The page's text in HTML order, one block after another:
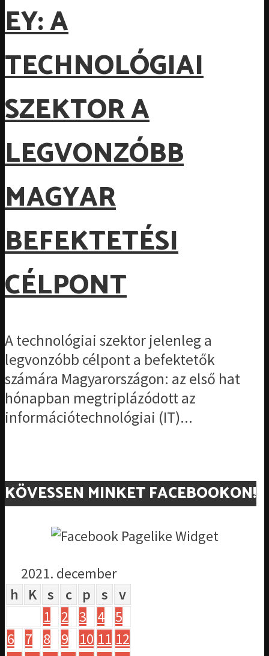
EY: A
TECHNOLÓGIAI
SZEKTOR A
LEGVONZÓBB
MAGYAR
BEFEKTETÉSI
CÉLPONT
A technológiai szektor jelenleg a
legvonzóbb célpont a befektetők
számára Magyarországon: az első hat
hónapban megtriplázódott az
információtechnológiai (IT)...
KÖVESSEN MINKET FACEBOOKON!
2021. december
h
K s c p s
v
1
2 3 4 5
6
7 8 9 10 11 12